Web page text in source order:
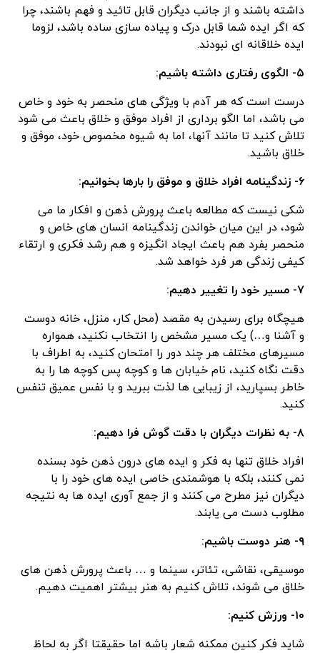
داشته باشند و از جانب دیگران قابل تائید و فهم باشند، چرا
که اگر ایده شما قابل درک و پیاده سازی ساده باشد، لزوما
ایده خلاقانه ای نبودند.
۵- الگوی رفتاری داشته باشیم:
درست است که هر آدم با ویژگی های منحصر به خود و خاص
می باشد، اما الگو برداری از افراد موفق و خلاق باعث می شود
تلاش کنید تا مانند آنها، اما به شیوه مخصوص خود، موفق و
خلاق باشید.
۶- زندگینامه افراد خلاق و موفق را بارها بخوانیم:
شکی نیست که مطالعه باعث پرورش ذهن و افکار ما می
شود، در این میان خواندن زندگینامه انسان های خاص و
منحصر بفرد هم باعث ایجاد انگیزه و هم رشد فکری و ارتقاء
کیفی زندگی هر فرد خواهد شد.
۷- مسیر خود را تغییر دهیم:
هیچگاه برای رسیدن به مقصد (محل کار، منزل، خانه دوست
و آشنا و…) یک مسیر مشخص را انتخاب نکنید، همواره
مسیرهای مختلف هر چند دور را امتحان کنید، به اطراف با
دقت نگاه کنید، نام خیابان ها و کوچه پس کوچه ها را به
خاطر بسپارید، از زیبایی ها لذت ببرید و با نفس عمیق تنفس
کنید.
۸- به نظرات دیگران با دقت گوش فرا دهیم:
افراد خلاق تنها به فکر و ایده های درون ذهن خود بسنده
نمی کنند، بلکه با هوشمندی خاصی ایده های خود را با
دیگران نیز مطرح می کنند و از جمع آوری ایده ها به نتیجه
مطلوب دست می یابند.
۹- هنر دوست باشیم:
موسیقی، نقاشی، تئاتر، سینما و … باعث پرورش ذهن های
خلاق می شوند، تلاش کنیم به هنر بیشتر اهمیت دهیم.
۱۰- ورزش کنیم:
شاید فکر کنین ممکنه شعار باشه اما حقیقتا اگر به لحاظ